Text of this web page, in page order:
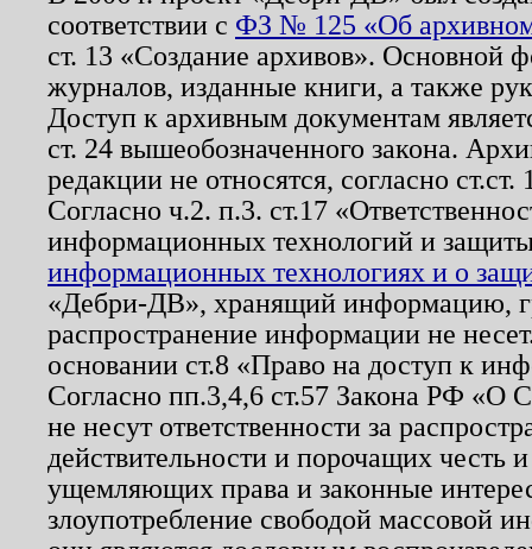
соответствии с ФЗ № 125 «Об
ст. 13 «Создание архивов». Основной
журналов, изданные книги, а также
Доступ к архивным документам
ст. 24 вышеобозначенного закона.
редакции не относятся, согласно
Согласно ч.2. п.3. ст.17
информационных технологий и
информационных технологиях и о
«Дебри-ДВ», хранящий информацию,
распространение информации не
основании ст.8 «Право на доступ к
Согласно пп.3,4,6 ст.57 Закона РФ «О
не несут ответственности за
действительности и порочащих честь
ущемляющих права и законные
злоупотребление свободой массовой